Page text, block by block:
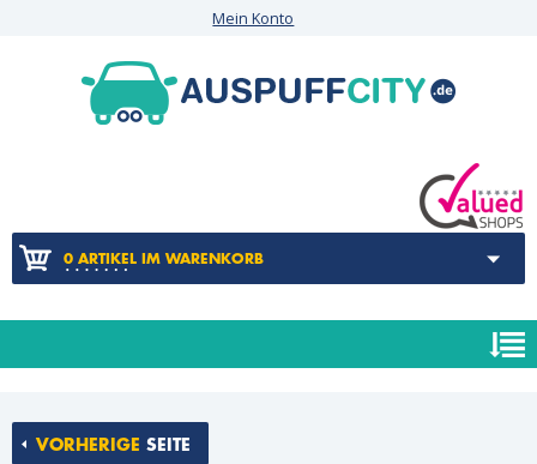
Mein Konto
0 ARTIKEL IM WARENKORB
VORHERIGE SEITE